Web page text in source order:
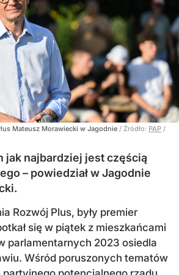
Mateusz Morawiecki w Jagodnie / Źródło: PAP /
jak najbardziej jest częścią
– powiedział w Jagodnie
Rozwój Plus, były premier
się w piątek z mieszkańcami
parlamentarnych 2023 osiedla
Wśród poruszonych tematów